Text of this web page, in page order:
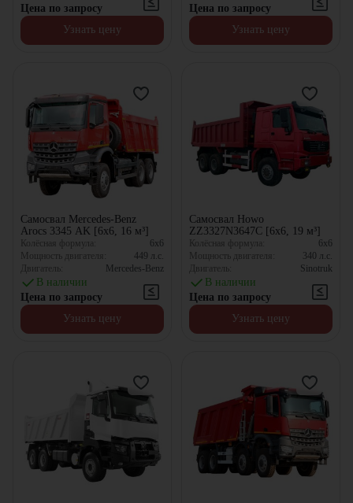
Цена по запросу
Узнать цену
Цена по запросу
Узнать цену
Самосвал Mercedes-Benz
Arocs 3345 AK [6x6, 16 м³]
Колёсная формула:
6x6
Мощность двигателя:
449 л.с.
Двигатель:
Mercedes-Benz
В наличии
Цена по запросу
Узнать цену
Самосвал Howo
ZZ3327N3647C [6x6, 19 м³]
Колёсная формула:
6x6
Мощность двигателя:
340 л.с.
Двигатель:
Sinotruk
В наличии
Цена по запросу
Узнать цену